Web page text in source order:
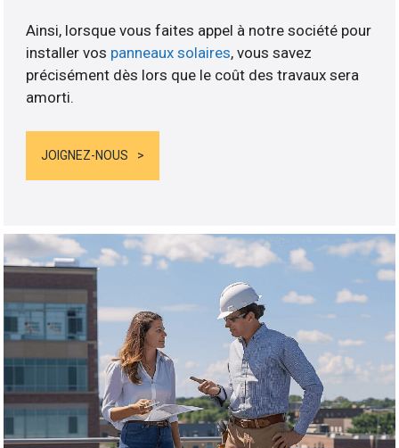
Ainsi, lorsque vous faites appel à notre société pour
installer vos panneaux solaires, vous savez
précisément dès lors que le coût des travaux sera
amorti.
JOIGNEZ-NOUS